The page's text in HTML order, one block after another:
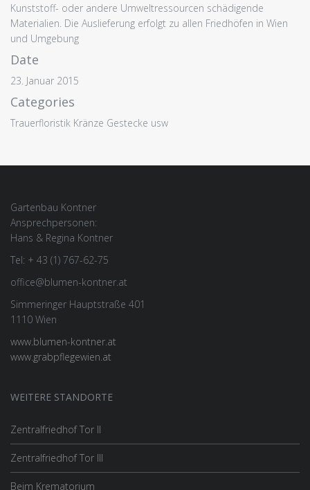
Kunststoff- oder andere Umweltressourcen schädigende
Materialien. Die Auslieferung erfolgt zu allen Friedhöfen in Wien
und Umgebung
Date
23. Januar 2015
Categories
Trauerfloristik Kränze Gestecke usw
Gartenbau Kontner
Ansprechpersonen:
Hans & Regina Kontner
Tel: + 43 (1) 767-62-75
office@blumen-kontner.at
Simmeringer Hauptstraße 401
1110 Wien
www.blumen-kontner.at
www.grabpflegewien.at
WEITERE STANDORTE
Zentralfriedhof Tor II
Zentralfriedhof Tor III
Beim Krematorium